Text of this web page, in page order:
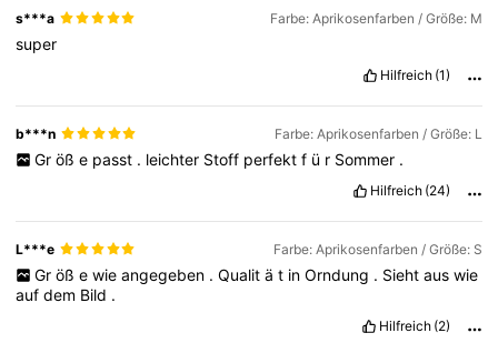
s***a Farbe: Aprikosenfarben / Größe: M
super
Hilfreich (1)
b***n Farbe: Aprikosenfarben / Größe: L
Gr öß e passt . leichter Stoff perfekt f ü r Sommer .
Hilfreich (24)
L***e Farbe: Aprikosenfarben / Größe: S
Gr öß e wie angegeben . Qualit ä t in Orndung . Sieht aus wie
aufdem Bild .
Hilfreich (2)